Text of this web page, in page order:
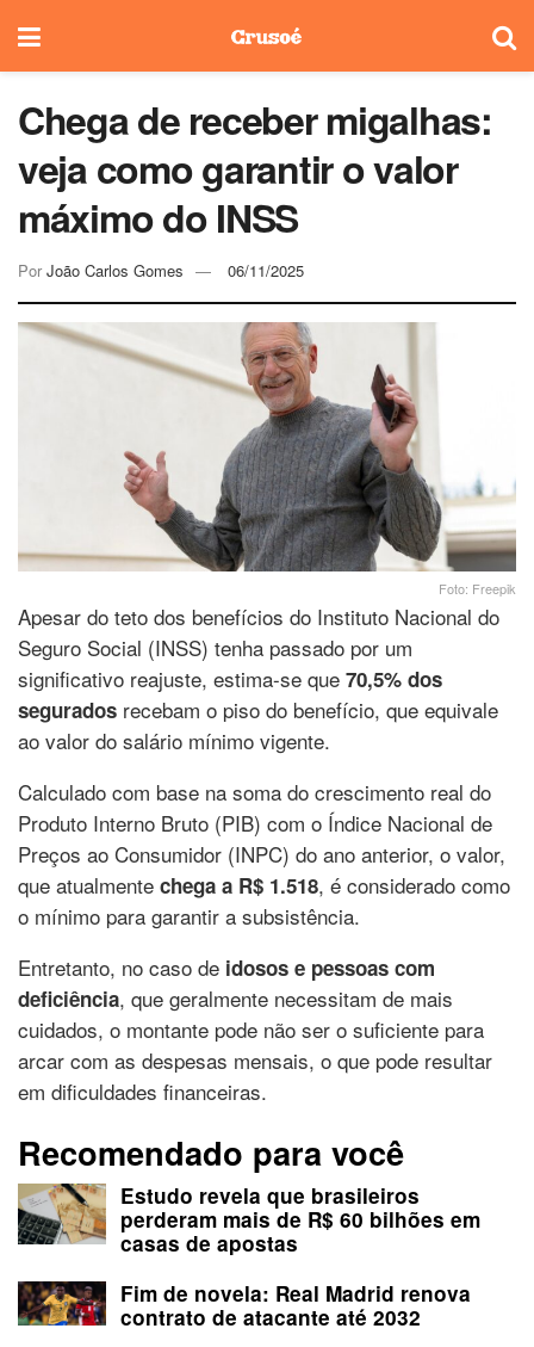
Chega de receber migalhas:
veja como garantir o valor
máximo do INSS
Por João Carlos Gomes 06/11/2025
Foto: Freepik
Apesar do teto dos benefícios do Instituto Nacional do
Seguro Social (INSS) tenha passado por um
significativo reajuste, estima-se que 70,5% dos
segurados recebam o piso do benefício, que equivale
ao valor do salário mínimo vigente.
Calculado com base na soma do crescimento real do
Produto Interno Bruto (PIB) com o Índice Nacional de
Preços ao Consumidor (INPC) do ano anterior, o valor,
que atualmente chega a R$ 1.518, é considerado como
o mínimo para garantir a subsistência.
Entretanto, no caso de idosos e pessoas com
deficiência, que geralmente necessitam de mais
cuidados, o montante pode não ser o suficiente para
arcar com as despesas mensais, o que pode resultar
em dificuldades financeiras.
Recomendado para você
Estudo revela que brasileiros
perderam mais de R$ 60 bilhões em
casas de apostas
Fim de novela: Real Madrid renova
contrato de atacante até 2032